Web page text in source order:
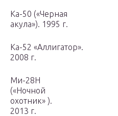
Ка-50 («Черная
акула»). 1995 г.
Ка-52 «Аллигатор».
2008 г.
Ми-28Н
(«Ночной
охотник» ).
2013 г.